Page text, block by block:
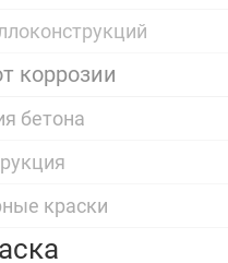
коррозии
бетона
краски